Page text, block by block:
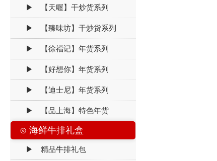
▶ 【天喔】干炒货系列
▶ 【臻味坊】干炒货系列
▶ 【徐福记】年货系列
▶ 【好想你】年货系列
▶ 【迪士尼】年货系列
▶ 【品上海】特色年货
⊙ 海鲜牛排礼盒
▶ 精品牛排礼包